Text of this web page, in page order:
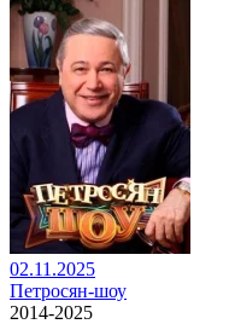
02.11.2025
Петросян-шоу
2014-2025